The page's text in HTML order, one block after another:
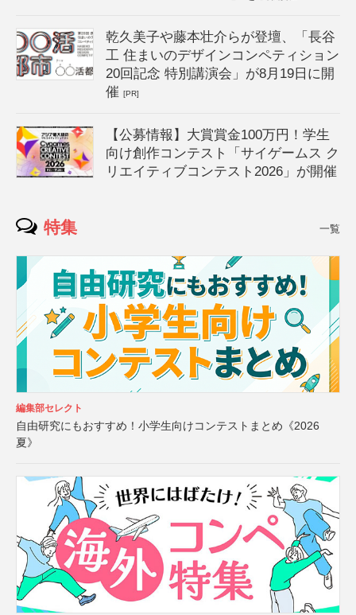
乾久美子や藤本壮介らが登壇、「長谷
工 住まいのデザインコンペティション
20回記念 特別講演会」が8月19日に開
催[PR]
【公募情報】大賞賞金100万円！学生
向け創作コンテスト「サイゲームス ク
リエイティブコンテスト2026」が開催
特集 一覧
編集部セレクト
自由研究にもおすすめ！小学生向けコンテストまとめ《2026
夏》